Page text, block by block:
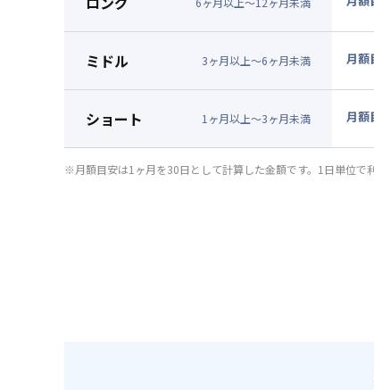
光
清
そ
ミドル 3ヶ月以上～6ヶ月未満 月額
光
清
事
ショート 1 ヶ月以上～3ヶ月未満 月額
月
※月額目安は1ヶ月を30日として計算した金額です。1日単位で